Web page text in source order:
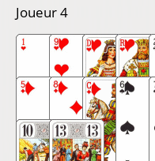
Joueur 4